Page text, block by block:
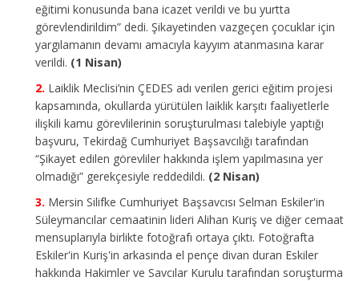
eğitimi konusunda bana icazet verildi ve bu yurtta
görevlendirildim” dedi. Şikayetinden vazgeçen çocuklar için
yargılamanın devamı amacıyla kayyım atanmasına karar
verildi. (1 Nisan)
Laiklik Meclisi’nin ÇEDES adı verilen gerici eğitim projesi
kapsamında, okullarda yürütülen laiklik karşıtı faaliyetlerle
ilişkili kamu görevlilerinin soruşturulması talebiyle yaptığı
başvuru, Tekirdağ Cumhuriyet Başsavcılığı tarafından
“Şikayet edilen görevliler hakkında işlem yapılmasına yer
olmadığı” gerekçesiyle reddedildi. (2 Nisan)
Mersin Silifke Cumhuriyet Başsavcısı Selman Eskiler'in
Süleymancılar cemaatinin lideri Alihan Kuriş ve diğer cemaat
mensuplarıyla birlikte fotoğrafı ortaya çıktı. Fotoğrafta
Eskiler'in Kuriş'in arkasında el pençe divan duran Eskiler
hakkında Hakimler ve Savcılar Kurulu tarafından soruşturma